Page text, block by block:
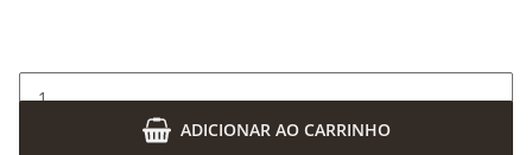
ADICIONAR AO CARRINHO